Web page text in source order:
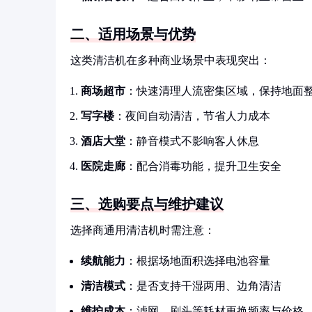
二、适用场景与优势
这类清洁机在多种商业场景中表现突出：
商场超市 ：快速清理人流密集区域，保持地面
写字楼：夜间自动清洁，节省人力成本
酒店大堂 ：静音模式不影响客人休息
医院走廊 ：配合消毒功能，提升卫生安全
三、选购要点与维护建议
选择商通用清洁机时需注意：
续航能力 ：根据场地面积选择电池容量
清洁模式 ：是否支持干湿两用、边角清洁